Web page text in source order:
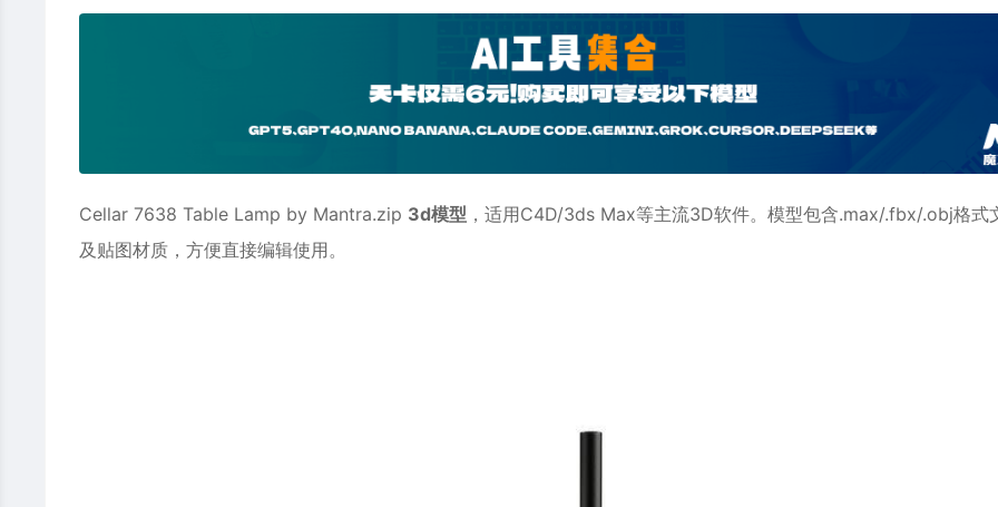
Cellar 7638 Table Lamp by Mantra.zip 3d模型 ，适用C4D/3ds Max等主流3D软件。模型包含.max/.fbx/.obj格式
及贴图材质，方便直接编辑使用。